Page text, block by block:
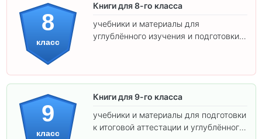
8
класс
Книги для 8-го класса
учебники и материалы для
углублённого изучения и подготовки к
9
класс
Книги для 9-го класса
учебники и материалы для подготовки
к итоговой аттестации и углублённого